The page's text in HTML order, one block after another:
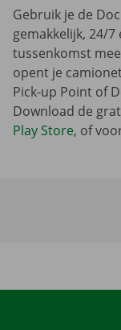
Gebruik je de
gemakkelijk, 24/7
tussenkomst
opent je
Pick-up Point of
Download de
Play Store, of